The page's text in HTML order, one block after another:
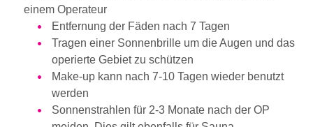
einem Operateur
Entfernung der Fäden nach 7 Tagen
Tragen einer Sonnenbrille um die Augen und das
operierte Gebiet zu schützen
Make-up kann nach 7-10 Tagen wieder benutzt
werden
Sonnenstrahlen für 2-3 Monate nach der OP